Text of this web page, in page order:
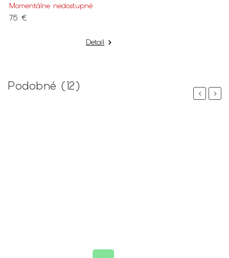
Momentálne nedostupné
75 €
Detail
Podobné (12)
PreviousNext